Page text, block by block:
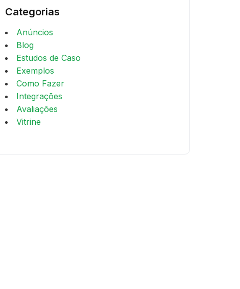
Categorias
Anúncios
Blog
Estudos de Caso
Exemplos
Como Fazer
Integrações
Avaliações
Vitrine